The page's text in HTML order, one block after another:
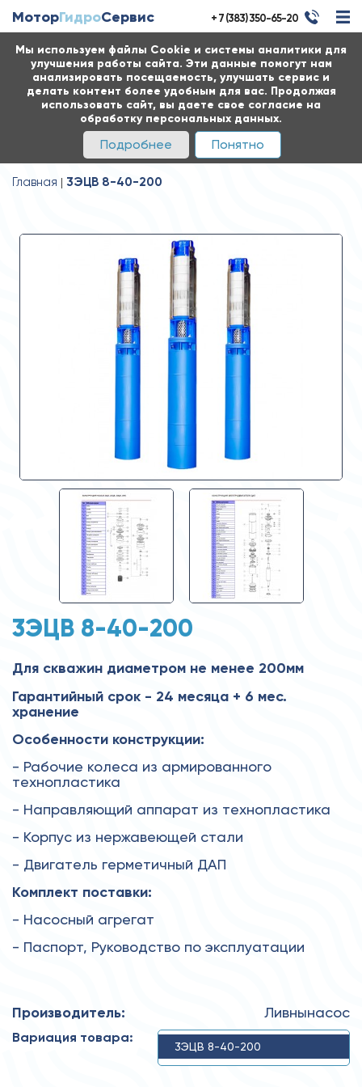
Мы используем файлы Cookie и системы аналитики для
улучшения работы сайта. Эти данные помогут нам
анализировать посещаемость, улучшать сервис и
делать контент более удобным для вас. Продолжая
использовать сайт, вы даете свое согласие на
обработку персональных данных.
Подробнее Понятно
МоторГидроСервис + 7 (383) 350-65-20
Главная 3ЭЦВ 8-40-200
3ЭЦВ 8-40-200
Для скважин диаметром не менее 200мм
Гарантийный срок - 24 месяца + 6 мес.
хранение
Особенности конструкции:
- Рабочие колеса из армированного
технопластика
- Направляющий аппарат из технопластика
- Корпус из нержавеющей стали
- Двигатель герметичный ДАП
Комплект поставки:
- Насосный агрегат
- Паспорт, Руководство по эксплуатации
Производитель: Ливнынасос
Вариация товара:
3ЭЦВ 8-40-200